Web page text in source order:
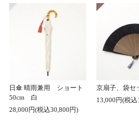
日傘 晴雨兼用 ショート
50cm 白
28,000円(税込30,800円)
京扇子、袋
13,000円(税